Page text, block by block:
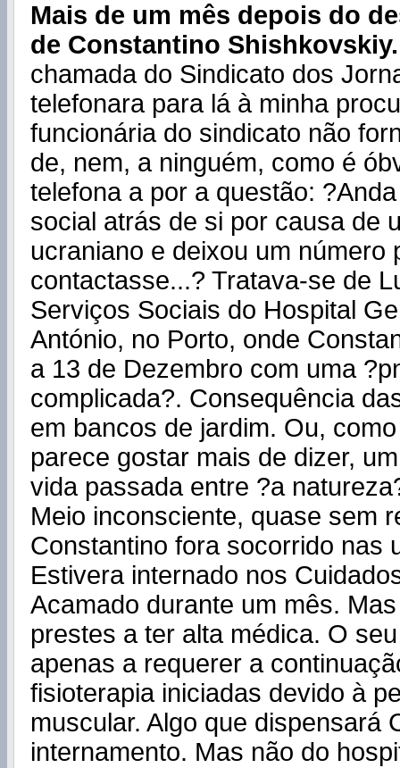
Mais de um mês depois do
de Constantino
chamada do Sindicato dos
telefonara para lá à minha
funcionária do sindicato não
de, nem, a ninguém, como é
telefona a por a questão:
social atrás de si por causa de
ucraniano e deixou um número
contactasse...? Tratava-se de
Serviços Sociais do Hospital
António, no Porto, onde
a 13 de Dezembro com uma
complicada?. Consequência
em bancos de jardim. Ou,
parece gostar mais de dizer,
vida passada entre ?a
Meio inconsciente, quase sem
Constantino fora socorrido nas
Estiverainternado nos
Acamado durante um mês.
prestes a ter alta médica. O
apenas a requerer a
fisioterapia iniciadas devido à
muscular. Algo que dispensará
internamento. Mas não do